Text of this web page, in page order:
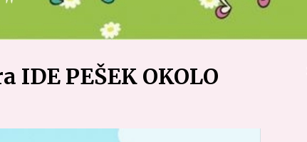
PEŠEK OKOLO